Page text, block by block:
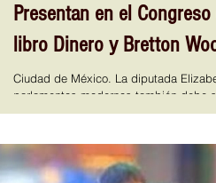
Presentan en el
libro Dinero y Bretton
Ciudad de México. La diputada
parlamentos modernos también debe
espacio de ideas. La obra de la
fue sede de la presentación del libro
inversionista y empresaria Marie
diputada Elizabeth Mateos He